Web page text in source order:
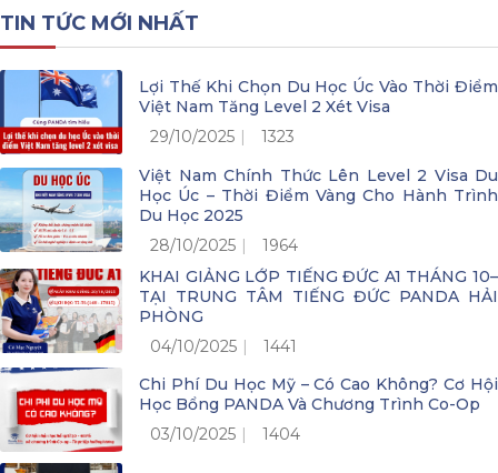
TIN TỨC MỚI NHẤT
Lợi Thế Khi Chọn Du Học Úc Vào Thời Điểm
Việt Nam Tăng Level 2 Xét Visa
29/10/2025
1323
Việt Nam Chính Thức Lên Level 2 Visa Du
Học Úc – Thời Điểm Vàng Cho Hành Trình
Du Học 2025
28/10/2025
1964
KHAI GIẢNG LỚP TIẾNG ĐỨC A1 THÁNG 10–
TẠI TRUNG TÂM TIẾNG ĐỨC PANDA HẢI
PHÒNG
04/10/2025
1441
Chi Phí Du Học Mỹ – Có Cao Không? Cơ Hội
Học Bổng PANDA Và Chương Trình Co-Op
03/10/2025
1404